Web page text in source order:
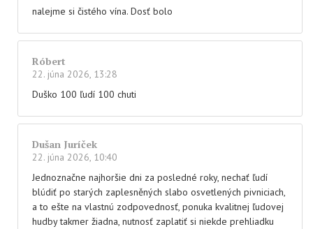
nalejme si čistého vína. Dosť bolo
Róbert
22. júna 2026, 13:28
Duško 100 ľudí 100 chuti
Dušan Juríček
22. júna 2026, 10:40
Jednoznačne najhoršie dni za posledné roky, nechať ľudí
blúdiť po starých zaplesněných slabo osvetlených pivniciach,
a to ešte na vlastnú zodpovednosť, ponuka kvalitnej ľudovej
hudby takmer žiadna, nutnosť zaplatiť si niekde prehliadku